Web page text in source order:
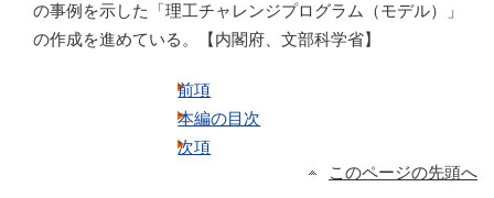
の事例を示した「理工チャレンジプログラム（モデル）」
の作成を進めている。【内閣府、文部科学省】
前項
本編の目次
次項
このページの先頭へ